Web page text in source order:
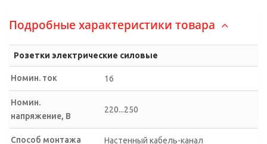
Подробные характеристики товара
Розетки электрические силовые
Номин. ток 16
Номин.
напряжение, В
220...250
Способ монтажа Настенный кабель-канал